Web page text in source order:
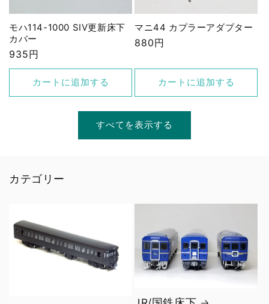
モハ114-1000 SIV更新床下
カバー
通
常
格
935円
カートに追加する
マニ44 カプラーアダプター
通
価
880円
カートに追加する
すべてを表示する
カテゴリー